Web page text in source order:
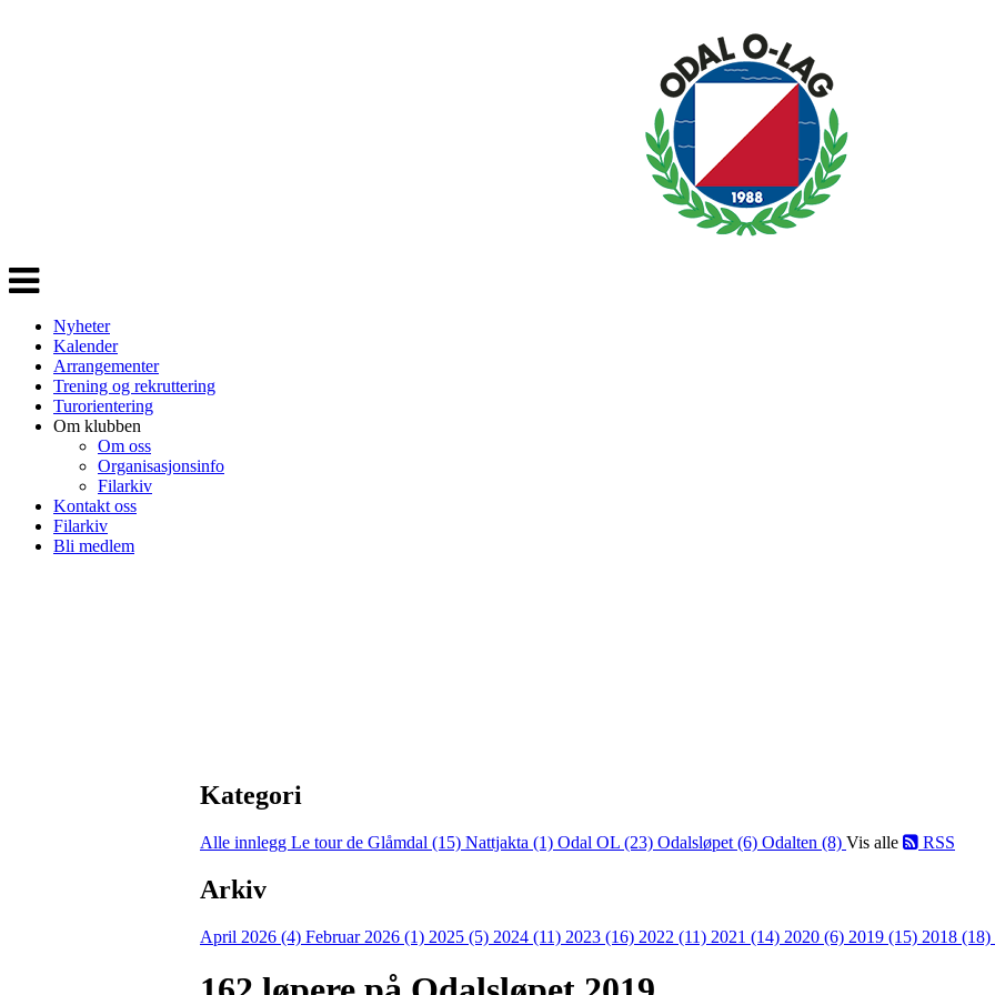
Veksle
navigasjon
Nyheter
Kalender
Arrangementer
Trening og rekruttering
Turorientering
Om klubben
Om oss
Organisasjonsinfo
Filarkiv
Kontakt oss
Filarkiv
Bli medlem
Kategori
Alle innlegg Le tour de Glåmdal (15) Nattjakta (1) Odal OL (23) Odalsløpet (6) Odalten (8) Vis alle RSS
Arkiv
April 2026 (4) Februar 2026 (1) 2025 (5) 2024 (11) 2023 (16) 2022 (11) 2021 (14) 2020 (6) 2019 (15) 2018 (18)